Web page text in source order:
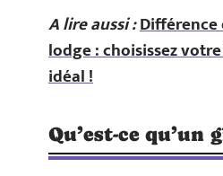
A lire aussi :
lodge : choisissez
idéal !
Qu’est-ce qu’un